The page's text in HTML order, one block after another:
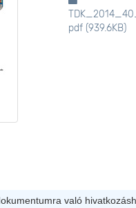
pdf (939.6KB)
való